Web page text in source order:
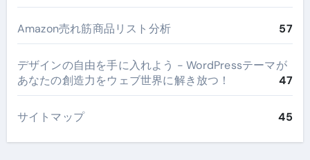
Amazon売れ筋商品リスト分析 57
デザインの自由を手に入れよう - WordPressテーマが
あなたの創造力をウェブ世界に解き放つ！
47
サイトマップ 45